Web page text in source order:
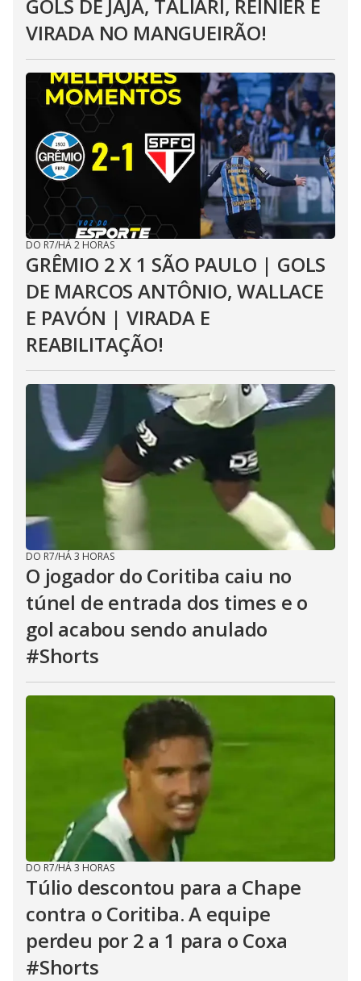
GOLS DE JAJÁ, TALIARI, REINIER E
VIRADA NO MANGUEIRÃO!
DO R7/HÁ 2 HORAS
GRÊMIO 2 X 1 SÃO PAULO | GOLS
DE MARCOS ANTÔNIO, WALLACE
E PAVÓN | VIRADA E
REABILITAÇÃO!
DO R7/HÁ 3 HORAS
O jogador do Coritiba caiu no
túnel de entrada dos times e o
gol acabou sendo anulado
#Shorts
DO R7/HÁ 3 HORAS
Túlio descontou para a Chape
contra o Coritiba. A equipe
perdeu por 2 a 1 para o Coxa
#Shorts